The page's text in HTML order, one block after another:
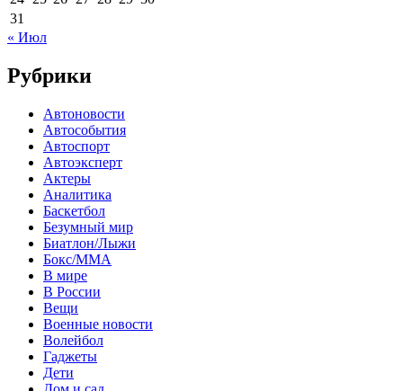
31
« Июл
Рубрики
Автоновости
Автособытия
Автоспорт
Автоэксперт
Актеры
Аналитика
Баскетбол
Безумный мир
Биатлон/Лыжи
Бокс/MMA
В мире
В России
Вещи
Военные новости
Волейбол
Гаджеты
Дети